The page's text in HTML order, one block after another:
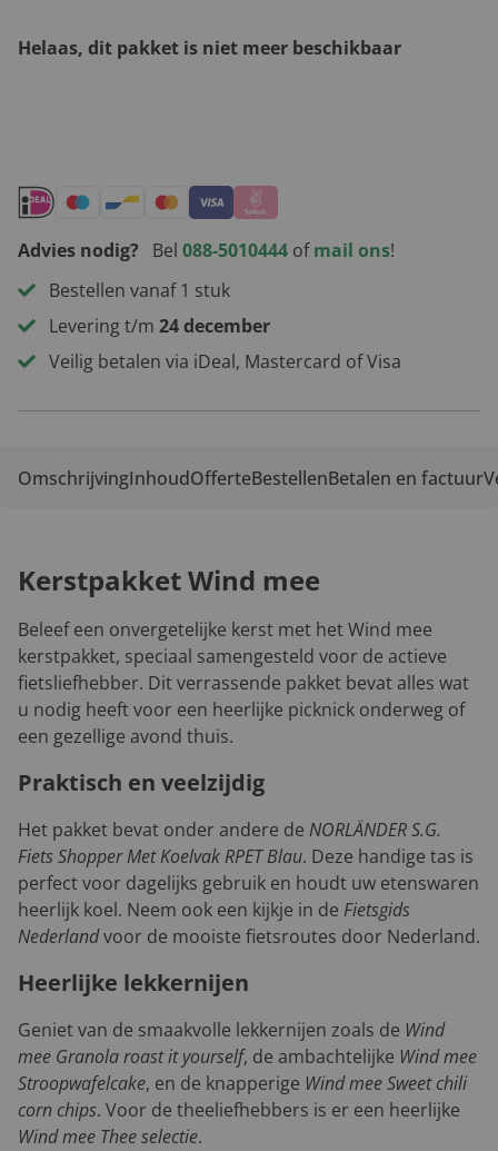
Helaas, dit pakket is niet meer beschikbaar
Advies nodig? Bel 088-5010444 ofmail ons!
Bestellen vanaf 1 stuk
Levering t/m 24 december
Veilig betalen via iDeal, Mastercard of Visa
OmschrijvingInhoudOfferteBestellenBetalen en factuur
Kerstpakket Wind mee
Beleef een onvergetelijke kerst met het Wind mee
kerstpakket, speciaal samengesteld voor de actieve
fietsliefhebber. Dit verrassende pakket bevat alles wat
u nodig heeft voor een heerlijke picknick onderweg of
een gezellige avond thuis.
Praktisch en veelzijdig
Het pakket bevat onder andere de NORLÄNDER S.G.
Fiets Shopper Met Koelvak RPET Blau. Deze handige tas is
perfect voor dagelijks gebruik en houdt uw etenswaren
heerlijk koel. Neem ook een kijkje in de Fietsgids
Nederlandvoor de mooiste fietsroutes door Nederland.
Heerlijke lekkernijen
Geniet van de smaakvolle lekkernijen zoals de Wind
mee Granola roast it yourself, de ambachtelijke Wind mee
Stroopwafelcake, en de knapperige Wind mee Sweet chili
corn chips. Voor de theeliefhebbers is er een heerlijke
Wind mee Thee selectie.